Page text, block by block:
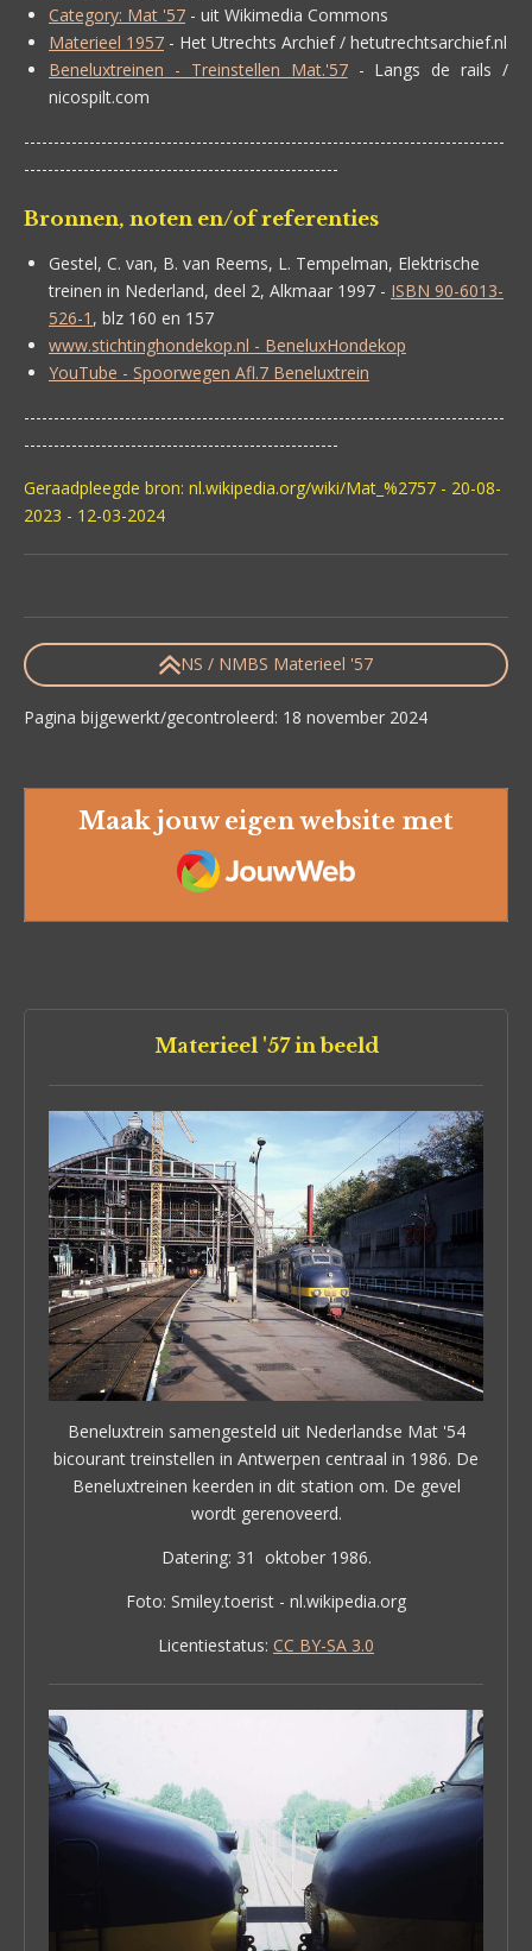
Category: Mat '57 - uit Wikimedia Commons
Materieel 1957 - Het Utrechts Archief / hetutrechtsarchief.nl
Beneluxtreinen - Treinstellen Mat.'57- Langs de rails /
nicospilt.com
---------------------------------------------------------------------------------
-----------------------------------------------------
Bronnen, noten en/of referenties
Gestel, C. van, B. van Reems, L. Tempelman, Elektrische
treinen in Nederland, deel 2, Alkmaar 1997 - ISBN 90-6013-
526-1 , blz 160 en 157
www.stichtinghondekop.nl - BeneluxHondekop
YouTube - Spoorwegen Afl.7 Beneluxtrein
---------------------------------------------------------------------------------
-----------------------------------------------------
Geraadpleegde bron: nl.wikipedia.org/wiki/Mat_%2757 - 20-08-
2023 - 12-03-2024
NS / NMBS Materieel '57
Pagina bijgewerkt/gecontroleerd: 18 november 2024
Maak jouw eigen website met
JouwWeb
Materieel '57 in beeld
Beneluxtrein samengesteld uit Nederlandse Mat '54
bicourant treinstellen in Antwerpen centraal in 1986. De
Beneluxtreinen keerden in dit station om. De gevel
wordt gerenoveerd.
Datering: 31 oktober 1986.
Foto: Smiley.toerist - nl.wikipedia.org
Licentiestatus: CC BY-SA 3.0